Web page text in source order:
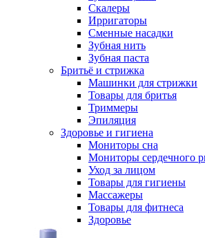
Скалеры
Ирригаторы
Сменные насадки
Зубная нить
Зубная паста
Бритьё и стрижка
Машинки для стрижки
Товары для бритья
Триммеры
Эпиляция
Здоровье и гигиена
Мониторы сна
Мониторы сердечного
Уход за лицом
Товары для гигиены
Массажеры
Товары для фитнеса
Здоровье